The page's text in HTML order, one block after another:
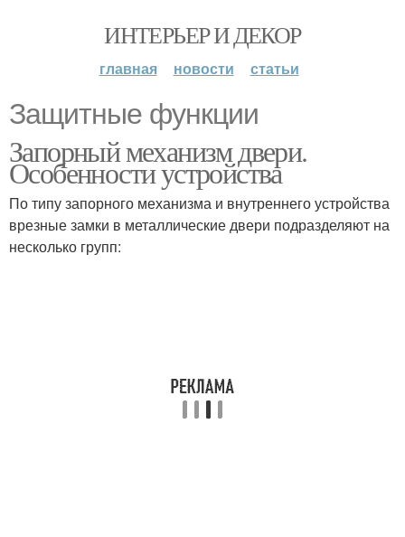
ИНТЕРЬЕР И ДЕКОР
главная новости статьи
Защитные функции
Запорный механизм двери.
Особенности устройства
По типу запорного механизма и внутреннего устройства
врезные замки в металлические двери подразделяют на
несколько групп: